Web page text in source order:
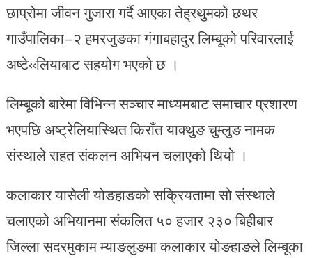
छाप्रोमा जीवन गुजारा गर्दै आएका तेह्रथुमको छथर
गाउँपालिका–२ हमरजुङका गंगाबहादुर लिम्बूको परिवारलाई
अष्टे«लियाबाट सहयोग भएको छ ।
लिम्बूको बारेमा विभिन्न सञ्चार माध्यमबाट समाचार प्रशारण
भएपछि अष्ट्रेलियास्थित किराँत याक्थुङ चुम्लुङ नामक
संस्थाले राहत संकलन अभियन चलाएको थियो ।
कलाकार यासेली योङहाङको सक्रियतामा सो संस्थाले
चलाएको अभियानमा संकलित ५० हजार २३० बिहीबार
जिल्ला सदरमुकाम म्याङलुङमा कलाकार योङहाङले लिम्बूका